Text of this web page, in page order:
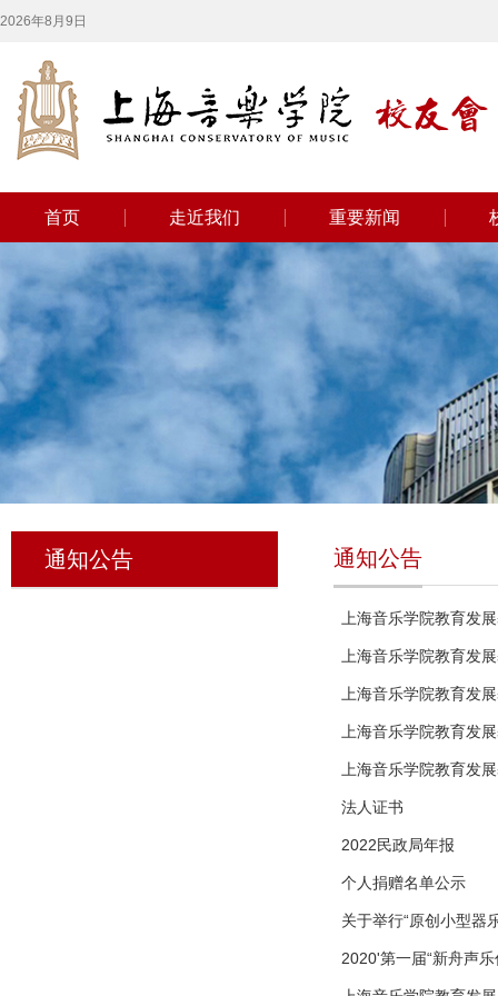
2026年8月9日
首页 走近我们 重要新闻
通知公告 通知公告
上海音乐学院教育发
上海音乐学院教育发
上海音乐学院教育发
上海音乐学院教育发
上海音乐学院教育发
法人证书
2022民政局年报
个人捐赠名单公示
关于举行“原创小型器
2020'第一届“新舟声